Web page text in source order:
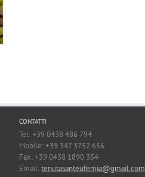
CONTATTI
Tel: +39 0438 486 794
Mobile: +39 347 3752 656
Fax: +39 0438 1890 354
Email:tenutasanteufemia@gmail.com